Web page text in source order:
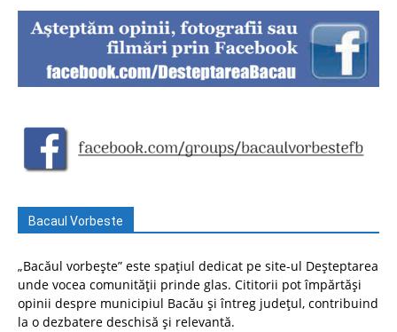
Bacaul Vorbeste
„Bacăul vorbește” este spațiul dedicat pe site-ul Deșteptarea
unde vocea comunității prinde glas. Cititorii pot împărtăși
opinii despre municipiul Bacău și întreg județul, contribuind
la o dezbatere deschisă și relevantă.